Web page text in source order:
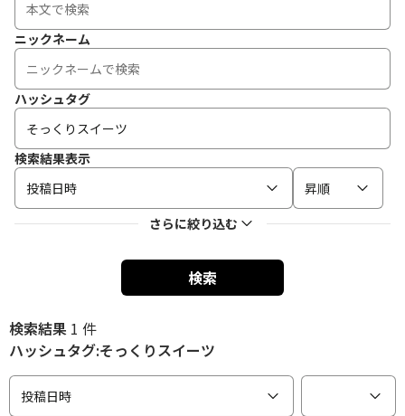
ニックネーム
ハッシュタグ
検索結果表示
投稿日時
昇順
さらに絞り込む
検索
検索結果 1 件
ハッシュタグ:そっくりスイーツ
投稿日時